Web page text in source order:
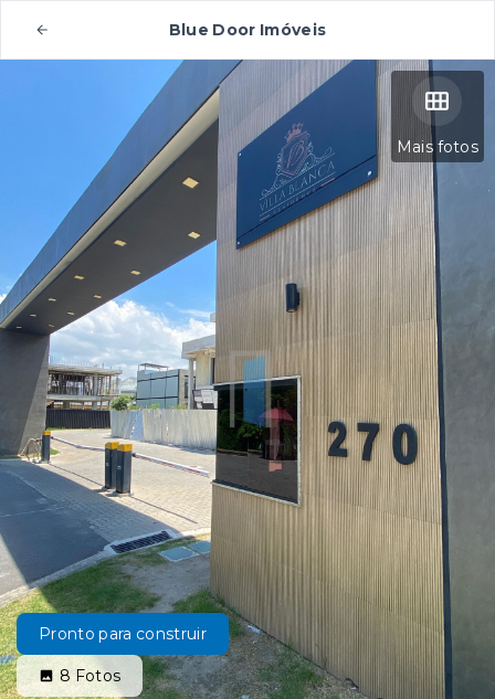
Blue Door Imóveis
Mais fotos
Pronto para construir
8 Fotos